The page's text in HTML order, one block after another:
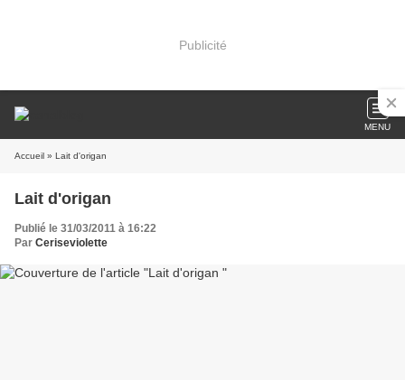
Publicité
MENU
Accueil » Lait d'origan
Lait d'origan
Publié le 31/03/2011 à 16:22
Par Ceriseviolette